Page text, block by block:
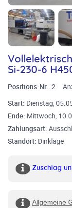
Si-230-6
Positions-Nr.: 2
Start: Dienstag,
Ende: Mittwoch,
Zahlungsart:
Standort: Dinklage
Zuschlag
Allgemeine